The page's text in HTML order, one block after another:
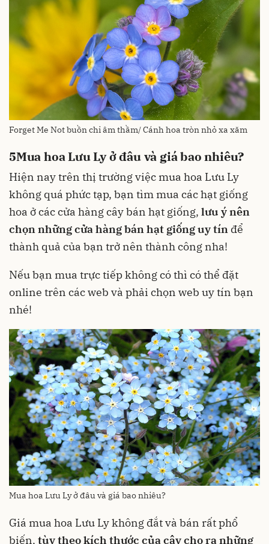
Forget Me Not buồn chi âm thầm/ Cánh hoa tròn nhỏ xa xăm
5Mua hoa Lưu Ly ở đâu và giá bao nhiêu?
Hiện nay trên thị trường việc mua hoa Lưu Ly
không quá phức tạp, bạn tìm mua các hạt giống
hoa ở các cửa hàng cây bán hạt giống, lưu ý nên
chọn những cửa hàng bán hạt giống uy tín để
thành quả của bạn trở nên thành công nha!
Nếu bạn mua trực tiếp không có thì có thể đặt
online trên các web và phải chọn web uy tín bạn
nhé!
Mua hoa Lưu Ly ở đâu và giá bao nhiêu?
Giá mua hoa Lưu Ly không đắt và bán rất phổ
biến, tùy theo kích thước của cây cho ra những